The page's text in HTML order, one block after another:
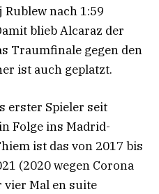
Rublew nach 1:59
blieb Alcaraz der
Traumfinale gegen den
ist auch geplatzt.
erster Spieler seit
Folge ins Madrid-
ist das von 2017 bis
(2020 wegen Corona
Mal en suite